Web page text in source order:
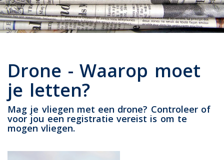
Drone - Waarop moet
je letten?
Mag je vliegen met een drone? Controleer of
voor jou een registratie vereist is om te
mogen vliegen.